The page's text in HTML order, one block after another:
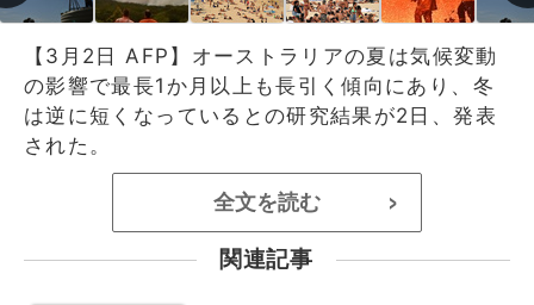
【3月2日 AFP】オーストラリアの夏は気候変動
の影響で最長1か月以上も長引く傾向にあり、冬
は逆に短くなっているとの研究結果が2日、発表
された。
全文を読む >
関連記事